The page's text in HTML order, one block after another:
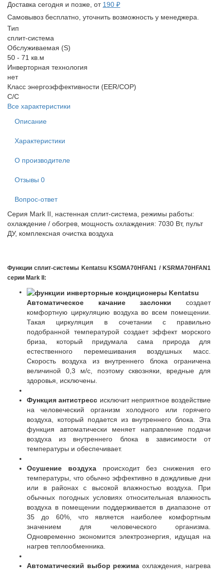
Доставка сегодня и позже, от 190 ₽
Самовывоз бесплатно, уточнить возможность у менеджера.
Тип
сплит-система
Обслуживаемая (S)
50 - 71 кв.м
Инверторная технология
нет
Класс энергоэффективности (EER/COP)
C/C
Все характеристики
Описание
Характеристики
О производителе
Отзывы 0
Вопрос-ответ
Серия Mark II, настенная сплит-система, режимы работы:
охлаждение / обогрев, мощность охлаждения: 7030 Вт, пульт
ДУ, комплексная очистка воздуха
Функции сплит-системы Kentatsu KSGMA70HFAN1 / KSRMA70HFAN1
серии Mark II:
Автоматическое качание заслонки создает
комфортную циркуляцию воздуха во всем помещении.
Такая циркуляция в сочетании с правильно
подобранной температурой создает эффект морского
бриза, который придумала сама природа для
естественного перемешивания воздушных масс.
Скорость воздуха из внутреннего блока ограничена
величиной 0,3 м/с, поэтому сквозняки, вредные для
здоровья, исключены.
Функция антистресс исключит неприятное воздействие
на человеческий организм холодного или горячего
воздуха, который подается из внутреннего блока. Эта
функция автоматически меняет направление подачи
воздуха из внутреннего блока в зависимости от
температуры и обеспечивает.
Осушение воздуха происходит без снижения его
температуры, что обычно эффективно в дождливые дни
или в районах с высокой влажностью воздуха. При
обычных погодных условиях относительная влажность
воздуха в помещении поддерживается в диапазоне от
35 до 60%, что является наиболее комфортным
значением для человеческого организма.
Одновременно экономится электроэнергия, идущая на
нагрев теплообменника.
Автоматический выбор режима охлаждения, нагрева